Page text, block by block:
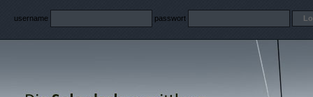
username passwort